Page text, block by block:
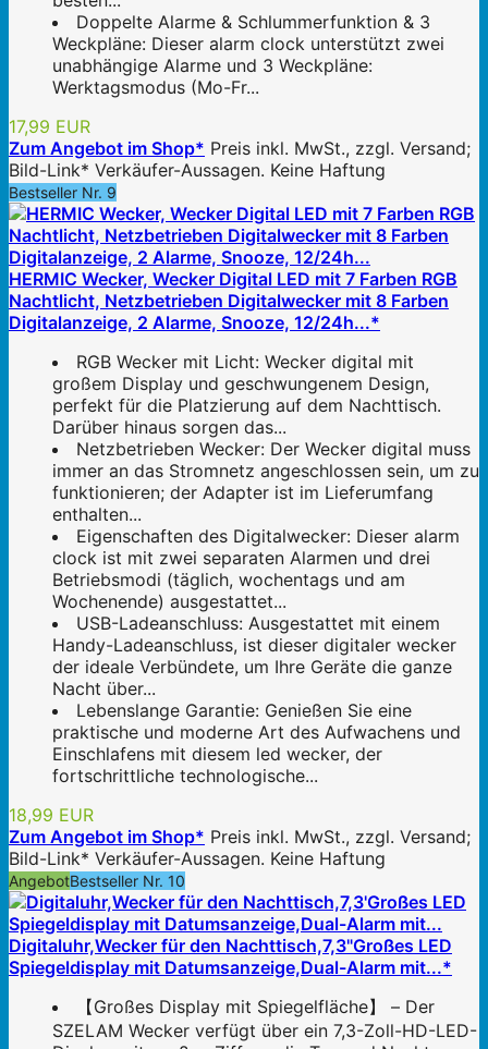
Doppelte Alarme & Schlummerfunktion & 3
Weckpläne: Dieser alarm clock unterstützt zwei
unabhängige Alarme und 3 Weckpläne:
Werktagsmodus (Mo-Fr...
17,99 EUR
Zum Angebot im Shop* Preis inkl. MwSt., zzgl. Versand;
Bild-Link* Verkäufer-Aussagen. Keine Haftung
Bestseller Nr. 9
HERMIC Wecker, Wecker Digital LED mit 7 Farben RGB
Nachtlicht, Netzbetrieben Digitalwecker mit 8 Farben
Digitalanzeige, 2 Alarme, Snooze, 12/24h...*
RGB Wecker mit Licht: Wecker digital mit
großem Display und geschwungenem Design,
perfekt für die Platzierung auf dem Nachttisch.
Darüber hinaus sorgen das...
Netzbetrieben Wecker: Der Wecker digital muss
immer an das Stromnetz angeschlossen sein, um zu
funktionieren; der Adapter ist im Lieferumfang
enthalten...
Eigenschaften des Digitalwecker: Dieser alarm
clock ist mit zwei separaten Alarmen und drei
Betriebsmodi (täglich, wochentags und am
Wochenende) ausgestattet...
USB-Ladeanschluss: Ausgestattet mit einem
Handy-Ladeanschluss, ist dieser digitaler wecker
der ideale Verbündete, um Ihre Geräte die ganze
Nacht über...
Lebenslange Garantie: Genießen Sie eine
praktische und moderne Art des Aufwachens und
Einschlafens mit diesem led wecker, der
fortschrittliche technologische...
18,99 EUR
Zum Angebot im Shop* Preis inkl. MwSt., zzgl. Versand;
Bild-Link* Verkäufer-Aussagen. Keine Haftung
AngebotBestseller Nr. 10
Digitaluhr,Wecker für den Nachttisch,7,3"Großes LED
Spiegeldisplay mit Datumsanzeige,Dual-Alarm mit...*
【Großes Display mit Spiegelfläche】 – Der
SZELAM Wecker verfügt über ein 7,3-Zoll-HD-LED-